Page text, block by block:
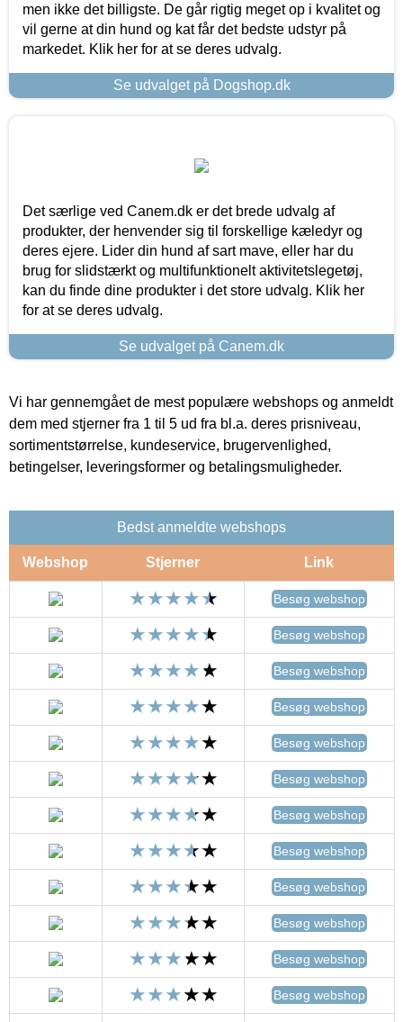
men ikke det billigste. De går rigtig meget op i kvalitet og
vil gerne at din hund og kat får det bedste udstyr på
markedet. Klik her for at se deres udvalg.
Se udvalget på Dogshop.dk
Det særlige ved Canem.dk er det brede udvalg af
produkter, der henvender sig til forskellige kæledyr og
deres ejere. Lider din hund af sart mave, eller har du
brug for slidstærkt og multifunktionelt aktivitetslegetøj,
kan du finde dine produkter i det store udvalg. Klik her
for at se deres udvalg.
Se udvalget på Canem.dk
Vi har gennemgået de mest populære webshops og anmeldt
dem med stjerner fra 1 til 5 ud fra bl.a. deres prisniveau,
sortimentstørrelse, kundeservice, brugervenlighed,
betingelser, leveringsformer og betalingsmuligheder.
Bedst anmeldte webshops
Webshop Stjerner Link
Besøg webshop
Besøg webshop
Besøg webshop
Besøg webshop
Besøg webshop
Besøg webshop
Besøg webshop
Besøg webshop
Besøg webshop
Besøg webshop
Besøg webshop
Besøg webshop